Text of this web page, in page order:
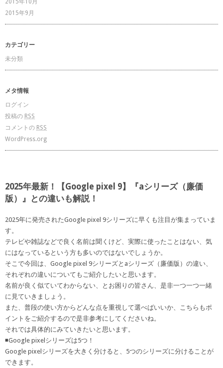
2015年10月
2015年9月
カテゴリー
未分類
メタ情報
ログイン
投稿の RSS
コメントの RSS
WordPress.org
2025年最新！【Google pixel 9】『aシリーズ（廉価
版）』との違いも解説！
2025年に発売されたGoogle pixel 9シリーズに早くも注目が集まっていま
す。
テレビや雑誌などで良く名前は聞くけど、実際に使ったことはない、気
にはなっているという方も多いのではないでしょうか。
そこで今回は、Google pixel 9シリーズとaシリーズ（廉価版）の違い、
それぞれの違いについてもご紹介したいと思います。
名前が良く似ていてわからない、とお困りの皆さん、是非一つ一つ一緒
に見ていきましょう。
また、普段の使い方からどんな点を重視して選べばいいか、こちらもポ
イントをご紹介するので是非参考にしてくださいね。
それでは具体的にみていきたいと思います。
◾️Google pixelシリーズは5つ！
Google pixelシリーズを大きく分けると、5つのシリーズに分けることが
できます。